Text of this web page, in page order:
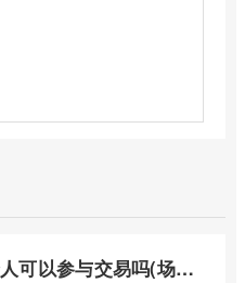
场外期权个人可以参与交易吗(场外个股期权怎样交易)